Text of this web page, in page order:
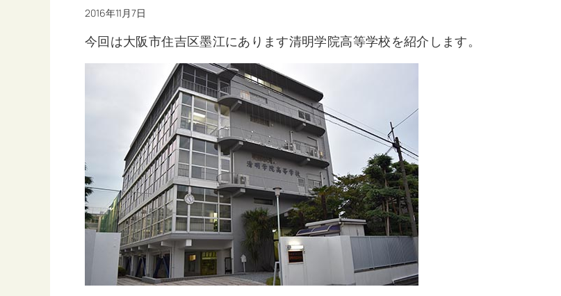
2016年11月7日
今回は大阪市住吉区墨江にあります清明学院高等学校を紹介します。